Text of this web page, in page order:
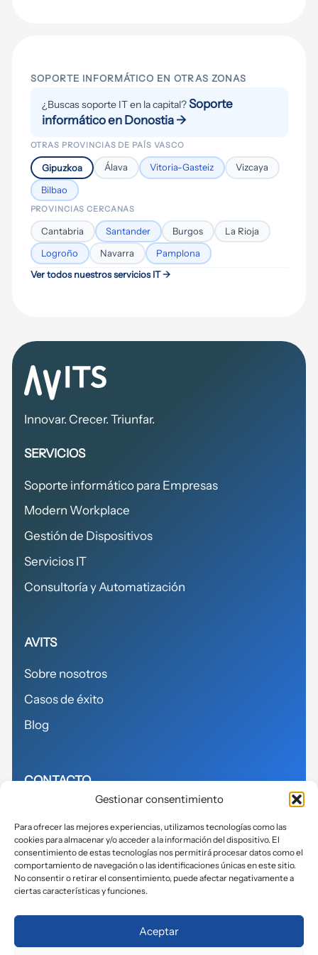
Gestionar consentimiento
Para ofrecer las mejores experiencias, utilizamos tecnologías como las
cookies para almacenar y/o acceder a la información del dispositivo. El
consentimiento de estas tecnologías nos permitirá procesar datos como el
comportamiento de navegación o las identificaciones únicas en este sitio.
No consentir o retirar el consentimiento, puede afectar negativamente a
ciertas características y funciones.
Aceptar
necesitas, hacemos una primera
valoración sin compromiso.
Manager, actualizaciones de software y
especializado en Microsoft 365. Todo con
un interlocutor fijo y SLA definidos.
SOPORTE INFORMÁTICO EN OTRAS ZONAS
¿Buscas soporte IT en la capital?Soporte
informático en Donostia →
OTRAS PROVINCIAS DE PAÍS VASCO
Gipuzkoa Álava Vitoria-Gasteiz
Vizcaya
Bilbao
PROVINCIAS CERCANAS
Cantabria Santander Burgos
La Rioja
Logroño
Navarra
Pamplona
Ver todos nuestros servicios IT →
Innovar. Crecer. Triunfar.
SERVICIOS
Soporte informático para Empresas
Modern Workplace
Gestión de Dispositivos
Servicios IT
Consultoría y Automatización
AVITS
Sobre nosotros
Casos de éxito
Blog
CONTACTO
info@avits.es
Política de privacidad